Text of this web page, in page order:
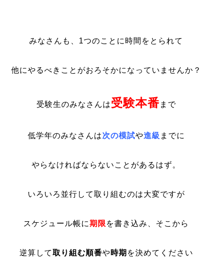
みなさんも、1つのことに時間をとられて
他にやるべきことがおろそかになっていませんか？
受験生のみなさんは受験本番 まで
低学年のみなさんは次の模試や進級 までに
やらなければならないことがあるはず。
いろいろ並行して取り組むのは大変ですが
スケジュール帳に期限 を書き込み、そこから
逆算して取り組む順番や時期 を決めてください